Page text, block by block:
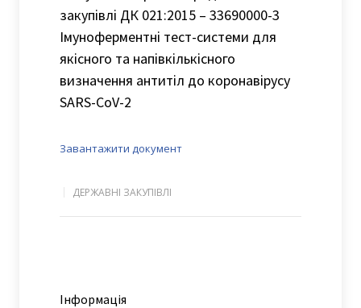
закупівлі ДК 021:2015 – 33690000-3
Імуноферментні тест-системи для
якісного та напівкількісного
визначення антитіл до коронавірусу
SARS-CoV-2
Завантажити документ
ДЕРЖАВНІ ЗАКУПІВЛІ
Інформація